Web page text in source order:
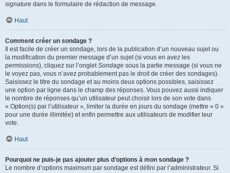
signature dans le formulaire de rédaction de message.
Haut
Comment créer un sondage ?
Il est facile de créer un sondage, lors de la publication d’un nouveau sujet ou
la modification du premier message d’un sujet (si vous en avez les
permissions), cliquez sur l’ongletSondage sous la partie message (si vous ne
le voyez pas, vous n’avez probablement pas le droit de créer des sondages).
Saisissez le titre du sondage et au moins deux options possibles, saisissez
une option par ligne dans le champ des réponses. Vous pouvez aussi indiquer
le nombre de réponses qu’un utilisateur peut choisir lors de son vote dans
« Option(s) par l’utilisateur », limiter la durée en jours du sondage (mettre « 0 »
pour une durée illimitée) et enfin permettre aux utilisateurs de modifier leur
vote.
Haut
Pourquoi ne puis-je pas ajouter plus d’options à mon sondage ?
Le nombre d’options maximum par sondage est défini par l’administrateur. Si